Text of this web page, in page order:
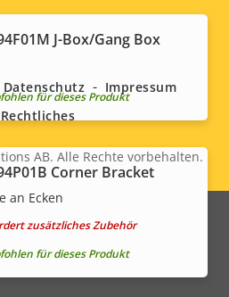
J-Box/Gang Box
für dieses Produkt
Corner Bracket
an Ecken
zusätzliches Zubehör
für dieses Produkt
AB. Alle Rechte vorbehalten.
Datenschutz
Impressum
Rechtliches